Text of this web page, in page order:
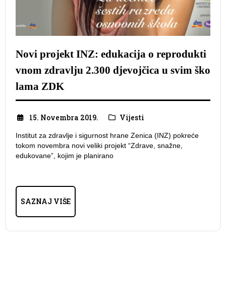
Novi projekt INZ: edukacija o reprodukti
vnom zdravlju 2.300 djevojčica u svim ško
lama ZDK
15. Novembra 2019. Vijesti
Institut za zdravlje i sigurnost hrane Zenica (INZ) pokreće
tokom novembra novi veliki projekt “Zdrave, snažne,
edukovane”, kojim je planirano
SAZNAJ VIŠE